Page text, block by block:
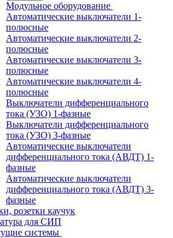
Модульное оборудование
Автоматические выключатели 1-
полюсные
Автоматические выключатели 2-
полюсные
Автоматические выключатели 3-
полюсные
Автоматические выключатели 4-
полюсные
Выключатели дифференциального
тока (УЗО) 1-фазные
Выключатели дифференциального
тока (УЗО) 3-фазные
Автоматические выключатели
дифференциального тока (АВДТ) 1-
фазные
Автоматические выключатели
дифференциального тока (АВДТ) 3-
фазные
розетки каучук
для СИП
системы